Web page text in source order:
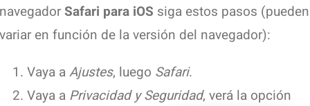
navegadorSafari para iOS siga estos pasos (pueden
variar en función de la versión del navegador):
Vaya aAjustes, luego Safari.
Vaya a Privacidad y Seguridad, verá la opción